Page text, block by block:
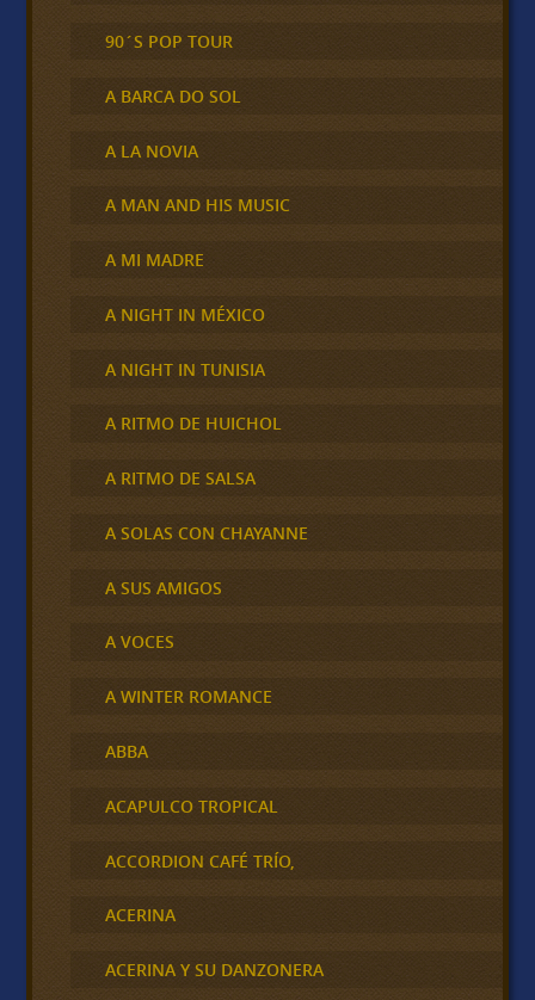
90´S POP TOUR
A BARCA DO SOL
A LA NOVIA
A MAN AND HIS MUSIC
A MI MADRE
A NIGHT IN MÉXICO
A NIGHT IN TUNISIA
A RITMO DE HUICHOL
A RITMO DE SALSA
A SOLAS CON CHAYANNE
A SUS AMIGOS
A VOCES
A WINTER ROMANCE
ABBA
ACAPULCO TROPICAL
ACCORDION CAFÉ TRÍO,
ACERINA
ACERINA Y SU DANZONERA